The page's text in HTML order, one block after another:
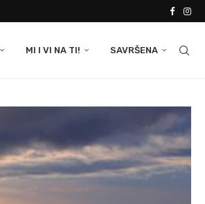
MI I VI NA TI! SAVRŠENA